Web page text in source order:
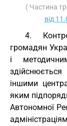
( Частина
від
4.
громадян
і
іншими
яким
Автономної